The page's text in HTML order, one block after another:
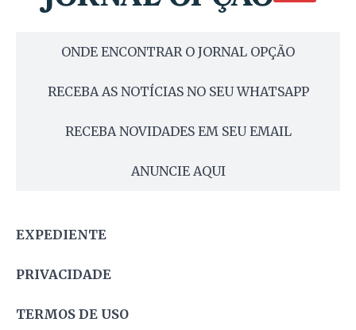
ONDE ENCONTRAR O JORNAL OPÇÃO
RECEBA AS NOTÍCIAS NO SEU WHATSAPP
RECEBA NOVIDADES EM SEU EMAIL
ANUNCIE AQUI
EXPEDIENTE
PRIVACIDADE
TERMOS DE USO